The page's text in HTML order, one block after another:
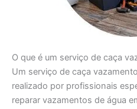
O que é um serviço de caça
Um serviço de caça
realizado por profissionais
reparar vazamentos de água